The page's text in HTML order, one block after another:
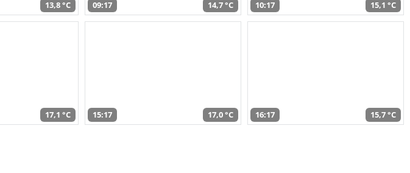
13,8 °C 09:17 14,7 °C 10:17 15,1 °C
17,1 °C 15:17 17,0 °C 16:17 15,7 °C